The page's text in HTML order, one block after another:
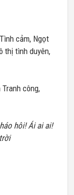
cảm, Ngọt
thị tình duyên,
công,
hôi! Ái ai ai!